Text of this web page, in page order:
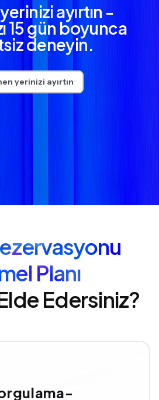
ayırtın -
15 gün boyunca
deneyin.
yerinizi ayırtın
Planı
Edersiniz?